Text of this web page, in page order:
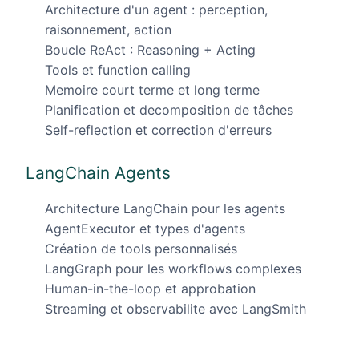
Architecture d'un agent : perception,
raisonnement, action
Boucle ReAct : Reasoning + Acting
Tools et function calling
Memoire court terme et long terme
Planification et decomposition de tâches
Self-reflection et correction d'erreurs
LangChain Agents
Architecture LangChain pour les agents
AgentExecutor et types d'agents
Création de tools personnalisés
LangGraph pour les workflows complexes
Human-in-the-loop et approbation
Streaming et observabilite avec LangSmith